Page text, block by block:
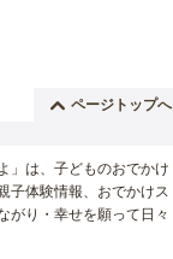
ページトップへ
」は、子どものおでかけ
子体験情報、おでかけス
がり・幸せを願って日々